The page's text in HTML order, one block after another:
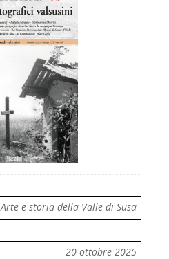
Arte e storia della Valle di Susa
20 ottobre 2025